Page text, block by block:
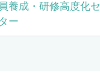
養成・研修高度化セ
ー